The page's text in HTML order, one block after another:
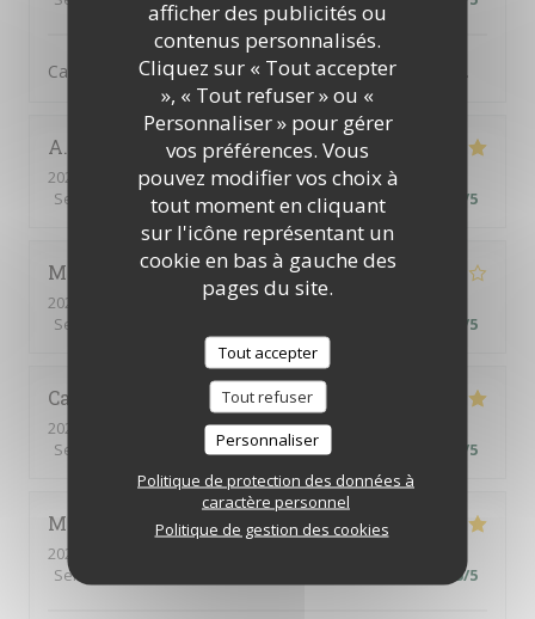
afficher des publicités ou
contenus personnalisés.
Cliquez sur « Tout accepter
», « Tout refuser » ou «
Personnaliser » pour gérer
vos préférences. Vous
pouvez modifier vos choix à
tout moment en cliquant
sur l'icône représentant un
cookie en bas à gauche des
pages du site.
Tout accepter
Tout refuser
Personnaliser
Politique de protection des données à
caractère personnel
Politique de gestion des cookies
Cadre idyllique, ambiance sympathique. Mets délicieux.
A
2026-08-02
- 13:00 - Couverts 6
Service
Ambiance: 5/5 Cuisine: 5/5 Qualité / Prix /5
Monica
2026-08-02
- 12:30 - Couverts 4
Service
/5
Catherine
2026-07-30
- 12:30 - Couverts 4
Service
Ambiance:5/5 Cuisine:4/5 /5
Martine
2026-07-31
Service
5/5